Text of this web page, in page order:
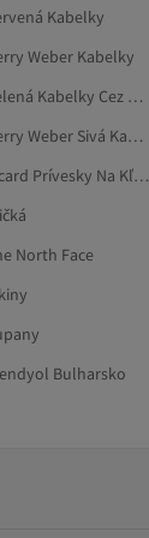
Kabelky
Weber Kabelky
Zelená Kabelky Cez Rameno
Gerry Weber Sivá Kabelky
Picard Prívesky Na Kľúče
North Face
Bulharsko